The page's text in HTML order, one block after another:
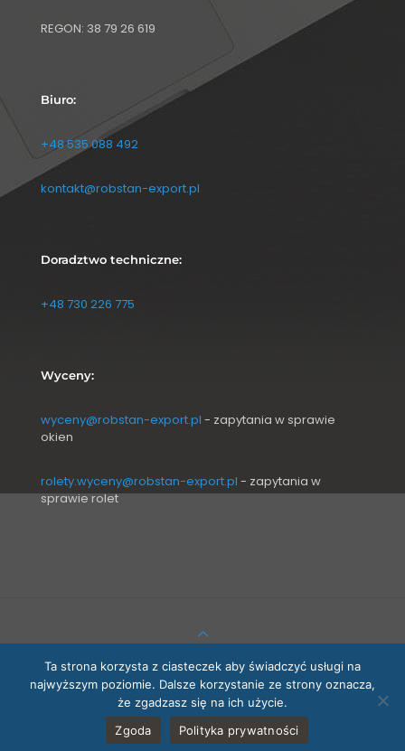
REGON: 38 79 26 619
Biuro:
+48 535 088 492
kontakt@robstan-export.pl
Doradztwo techniczne:
+48 730 226 775
Wyceny:
wyceny@robstan-export.pl - zapytania w sprawie
okien
rolety.wyceny@robstan-export.pl - zapytania w
sprawie rolet
Powered byWordPress
Ta strona korzysta z ciasteczek aby świadczyć usługi na
najwyższym poziomie. Dalsze korzystanie ze strony oznacza,
że zgadzasz się na ich użycie.
Zgoda
Polityka prywatności